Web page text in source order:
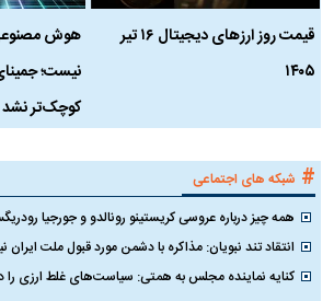
قیمت روز ارز‌های دیجیتال ۱۶ تیر
۱۴۰۵
هوش
نیست؛
کوچک‌تر نشد
# شبکه های اجتماعی
همه چیز درباره عروسی کریستینو رونالدو و جورجیا
انتقاد تند نبویان: مذاکره با دشمن مورد قبول ملت
کنایه نماینده مجلس به همتی: سیاست‌های غلط ارزی را